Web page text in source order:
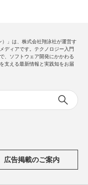
）」は、株式会社翔泳社が運営す
ディアです。テクノロジー入門
、ソフトウェア開発にかかわる
支える最新情報と実践知をお届
広告掲載のご案内